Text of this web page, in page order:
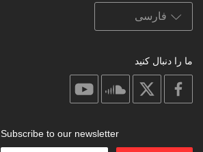
ما را دنبال کنید
facebook
soundcloud
Subscribe to our newsletter